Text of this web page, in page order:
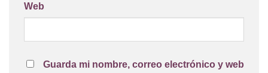
Web
Guarda mi nombre, correo electrónico y web